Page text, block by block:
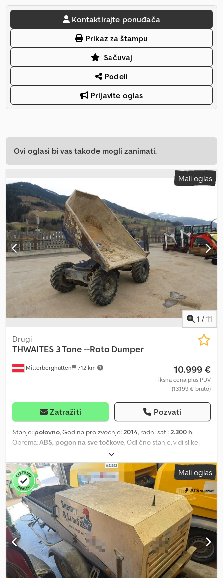
Kontaktirajte ponuđača
Prikaz za štampu
Sačuvaj
Podeli
Prijavite oglas
Ovi oglasi bi vas takođe mogli zanimati.
Mali oglas
1 / 11
Mitterberghutten 712 km
Drugi
THWAITES 3 Tone --Roto Dumper
10.999 €
Fiksna cena plus PDV
(13.199 € bruto)
Zatražiti Pozvati
Stanje: polovno, Godina proizvodnje: 2014, radni sati: 2.300 h,
Oprema:ABS, pogon na sve točkove , Odlično stanje, vidi slike!
Chsdpfev T S Dcox Af Eea Sve informacije bez garancije! Lokacija:
5662 Hauserdorf, Bacherstr. 1
Mali oglas